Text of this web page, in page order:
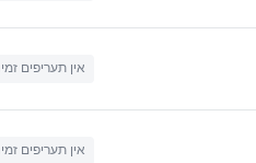
אין תעריפים
אין תעריפים